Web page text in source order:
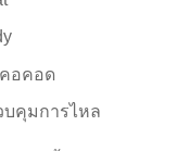
อคอด
คุมการไหล